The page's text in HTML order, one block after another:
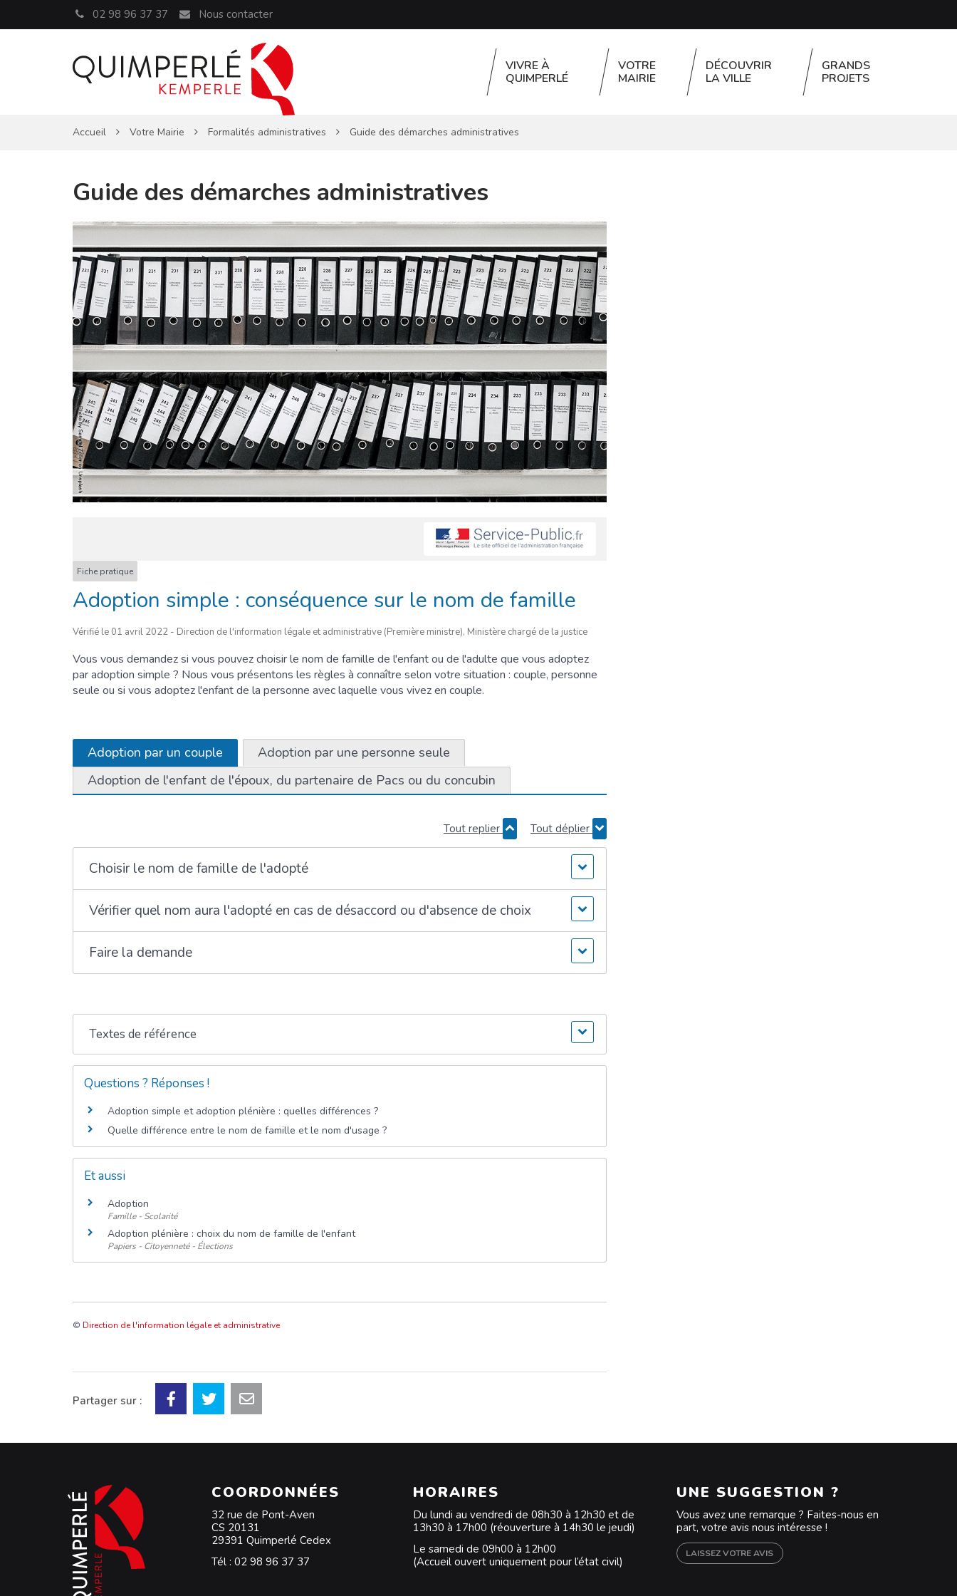
02 98 96 37 37 Nous contacter
VIVRE À
QUIMPERLÉ
VOTRE
MAIRIE
DÉCOUVRIR
LA VILLE
GRANDS
PROJETS
Accueil Votre Mairie Formalités administratives Guide des démarches administratives
Guide des démarches administratives
Fiche pratique
Adoption simple : conséquence sur le nom de famille
Vérifié le 01 avril 2022 - Direction de l'information légale et administrative (Première ministre), Ministère chargé de la justice
Vous vous demandez si vous pouvez choisir le nom de famille de l'enfant ou de l'adulte que vous adoptez
par adoption simple ? Nous vous présentons les règles à connaître selon votre situation : couple, personne
seule ou si vous adoptez l'enfant de la personne avec laquelle vous vivez en couple.
Adoption par un couple
Adoption par une personne seule
Adoption de l'enfant de l'époux, du partenaire de Pacs ou du concubin
Tout replier Tout déplier
Choisir le nom de famille de l'adopté
Vérifier quel nom aura l'adopté en cas de désaccord ou d'absence de choix
Faire la demande
Textes de référence
Questions ? Réponses !
Adoption simple et adoption plénière : quelles différences ?
Quelle différence entre le nom de famille et le nom d'usage ?
Et aussi
Adoption
Famille - Scolarité
Adoption plénière : choix du nom de famille de l'enfant
Papiers - Citoyenneté - Élections
© Direction de l'information légale et administrative
Partager sur :
COORDONNÉES
32 rue de Pont-Aven
CS 20131
29391 Quimperlé Cedex
Tél : 02 98 96 37 37
HORAIRES
Du lundi au vendredi de 08h30 à 12h30 et de
13h30 à 17h00 (réouverture à 14h30 le jeudi)
Le samedi de 09h00 à 12h00
(Accueil ouvert uniquement pour l’état civil)
UNE SUGGESTION ?
Vous avez une remarque ? Faites-nous en
part, votre avis nous intéresse !
LAISSEZ VOTRE AVIS